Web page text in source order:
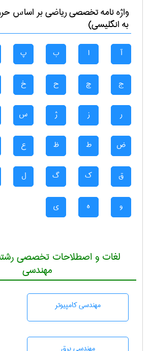
واژه نامه تخصصیرياضیبر اساس
به انگلیسی)
آ ا ب پ
ج چ ح خ
ر ز ژ س
ض ط ظ ع
ق ک گ ل
و ه ی
لغات و اصطلاحات تخصصی
مهندسی
مهندسی كامپيوتر